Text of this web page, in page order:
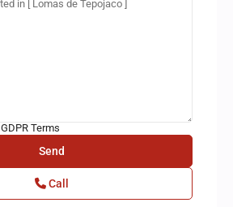
GDPR Terms
Call